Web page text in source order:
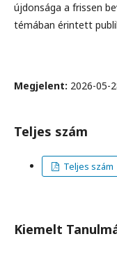
újdonsága a frissen
témában érintett
Megjelent: 2026-05-
Teljes szám
Teljes szám
Kiemelt